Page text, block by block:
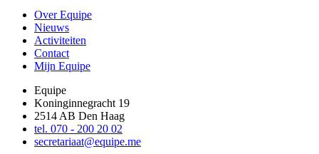
Over Equipe
Nieuws
Activiteiten
Contact
Mijn Equipe
Equipe
Koninginnegracht 19
2514 AB Den Haag
tel. 070 - 200 20 02
secretariaat@equipe.me